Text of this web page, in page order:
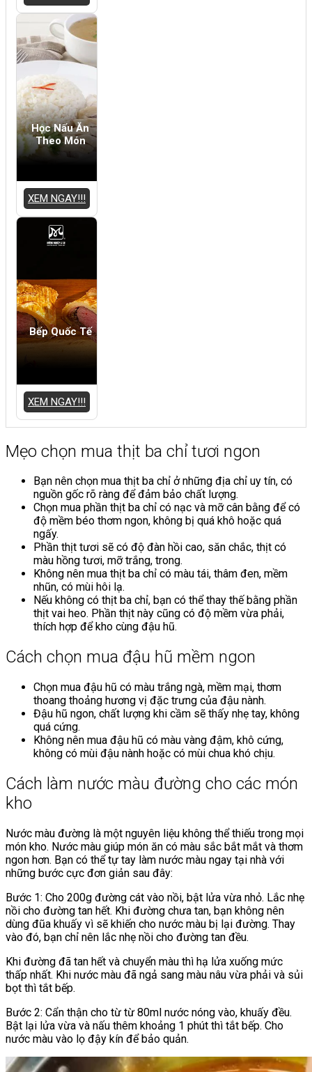
Học Nấu Ăn
Theo Món
XEM NGAY!!!
Bếp Quốc Tế
XEM NGAY!!!
Mẹo chọn mua thịt ba chỉ tươi ngon
Bạn nên chọn mua thịt ba chỉ ở những địa chỉ uy tín, có
nguồn gốc rõ ràng để đảm bảo chất lượng.
Chọn mua phần thịt ba chỉ có nạc và mỡ cân bằng để có
độ mềm béo thơm ngon, không bị quá khô hoặc quá
ngấy.
Phần thịt tươi sẽ có độ đàn hồi cao, săn chắc, thịt có
màu hồng tươi, mỡ trắng, trong.
Không nên mua thịt ba chỉ có màu tái, thâm đen, mềm
nhũn, có mùi hôi lạ.
Nếu không có thịt ba chỉ, bạn có thể thay thế bằng phần
thịt vai heo. Phần thịt này cũng có độ mềm vừa phải,
thích hợp để kho cùng đậu hũ.
Cách chọn mua đậu hũ mềm ngon
Chọn mua đậu hũ có màu trắng ngà, mềm mại, thơm
thoang thoảng hương vị đặc trưng của đậu nành.
Đậu hũ ngon, chất lượng khi cầm sẽ thấy nhẹ tay, không
quá cứng.
Không nên mua đậu hũ có màu vàng đậm, khô cứng,
không có mùi đậu nành hoặc có mùi chua khó chịu.
Cách làm nước màu đường cho các món
kho
Nước màu đường là một nguyên liệu không thể thiếu trong mọi
món kho. Nước màu giúp món ăn có màu sắc bắt mắt và thơm
ngon hơn. Bạn có thể tự tay làm nước màu ngay tại nhà với
những bước cực đơn giản sau đây:
Bước 1: Cho 200g đường cát vào nồi, bật lửa vừa nhỏ. Lắc nhẹ
nồi cho đường tan hết. Khi đường chưa tan, bạn không nên
dùng đũa khuấy vì sẽ khiến cho nước màu bị lại đường. Thay
vào đó, bạn chỉ nên lắc nhẹ nồi cho đường tan đều.
Khi đường đã tan hết và chuyển màu thì hạ lửa xuống mức
thấp nhất. Khi nước màu đã ngả sang màu nâu vừa phải và sủi
bọt thì tắt bếp.
Bước 2: Cẩn thận cho từ từ 80ml nước nóng vào, khuấy đều.
Bật lại lửa vừa và nấu thêm khoảng 1 phút thì tắt bếp. Cho
nước màu vào lọ đậy kín để bảo quản.